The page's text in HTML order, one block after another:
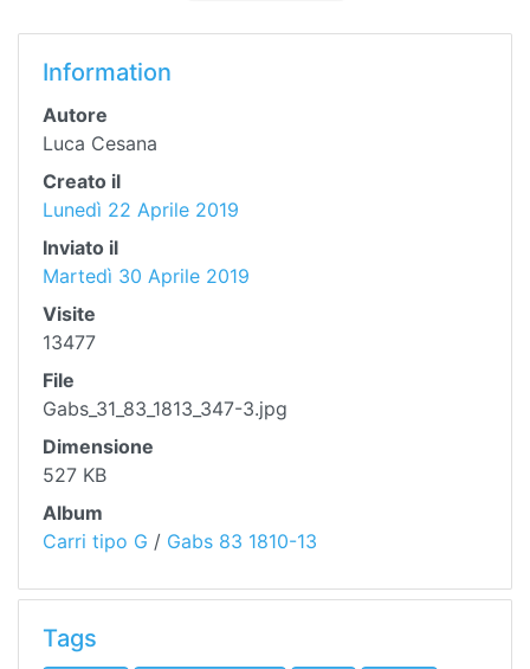
Information
Autore
Luca Cesana
Creato il
Lunedì 22 Aprile 2019
Inviato il
Martedì 30 Aprile 2019
Visite
13477
File
Gabs_31_83_1813_347-3.jpg
Dimensione
527 KB
Album
Carri tipo G / Gabs 83 1810-13
Tags